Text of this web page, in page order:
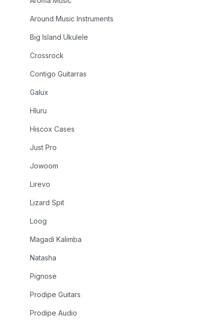
Around Music Instruments
Big Island Ukulele
Crossrock
Contigo Guitarras
Galux
Hluru
Hiscox Cases
Just Pro
Jowoom
Lirevo
Lizard Spit
Loog
Magadi Kalimba
Natasha
Pignose
Prodipe Guitars
Prodipe Audio